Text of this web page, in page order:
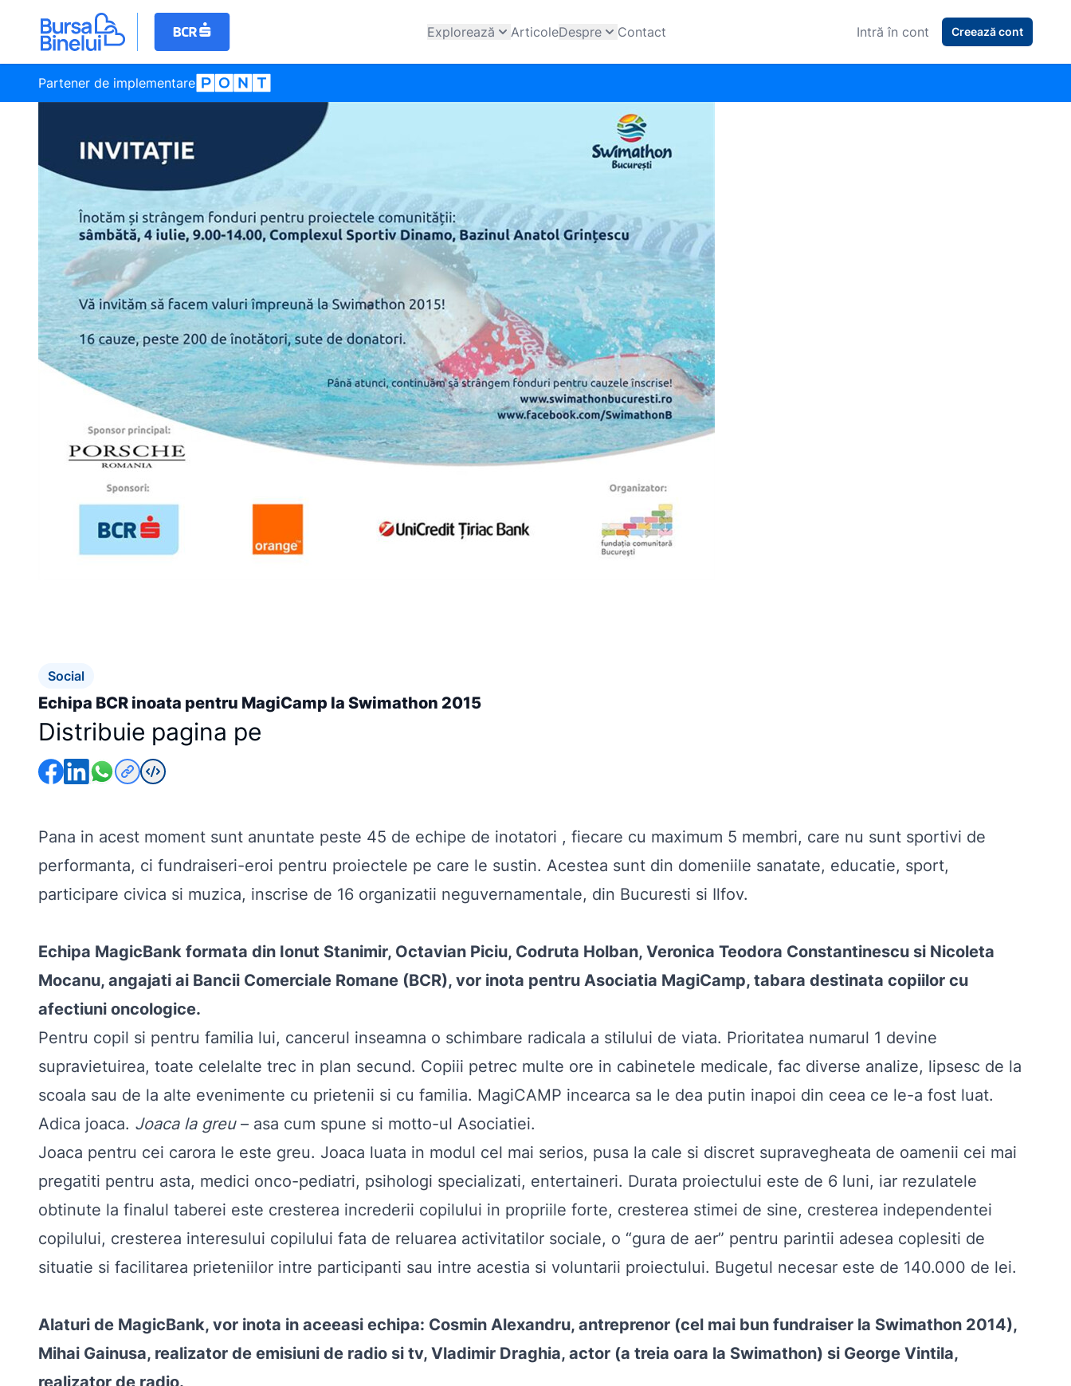
Explorează ArticoleDespre Contact Intră în cont Creează cont
Partener de implementare
Social
Echipa BCR inoata pentru MagiCamp la Swimathon 2015
Distribuie pagina pe
Pana in acest moment sunt anuntate peste 45 de echipe de inotatori , fiecare cu maximum 5 membri, care nu sunt sportivi de
performanta, ci fundraiseri-eroi pentru proiectele pe care le sustin. Acestea sunt din domeniile sanatate, educatie, sport,
participare civica si muzica, inscrise de 16 organizatii neguvernamentale, din Bucuresti si Ilfov.
Echipa MagicBank formata din Ionut Stanimir, Octavian Piciu, Codruta Holban, Veronica Teodora Constantinescu si Nicoleta
Mocanu, angajati ai Bancii Comerciale Romane (BCR), vor inota pentru Asociatia MagiCamp, tabara destinata copiilor cu
afectiuni oncologice.
Pentru copil si pentru familia lui, cancerul inseamna o schimbare radicala a stilului de viata. Prioritatea numarul 1 devine
supravietuirea, toate celelalte trec in plan secund. Copiii petrec multe ore in cabinetele medicale, fac diverse analize, lipsesc de la
scoala sau de la alte evenimente cu prietenii si cu familia. MagiCAMP incearca sa le dea putin inapoi din ceea ce le-a fost luat.
Adica joaca. Joaca la greu– asa cum spune si motto-ul Asociatiei.
Joaca pentru cei carora le este greu. Joaca luata in modul cel mai serios, pusa la cale si discret supravegheata de oamenii cei mai
pregatiti pentru asta, medici onco-pediatri, psihologi specializati, entertaineri. Durata proiectului este de 6 luni, iar rezulatele
obtinute la finalul taberei este cresterea increderii copilului in propriile forte, cresterea stimei de sine, cresterea independentei
copilului, cresterea interesului copilului fata de reluarea activitatilor sociale, o “gura de aer” pentru parintii adesea coplesiti de
situatie si facilitarea prieteniilor intre participanti sau intre acestia si voluntarii proiectului. Bugetul necesar este de 140.000 de lei.
Alaturi de MagicBank, vor inota in aceeasi echipa: Cosmin Alexandru, antreprenor (cel mai bun fundraiser la Swimathon 2014),
Mihai Gainusa, realizator de emisiuni de radio si tv, Vladimir Draghia, actor (a treia oara la Swimathon) si George Vintila,
realizator de radio.